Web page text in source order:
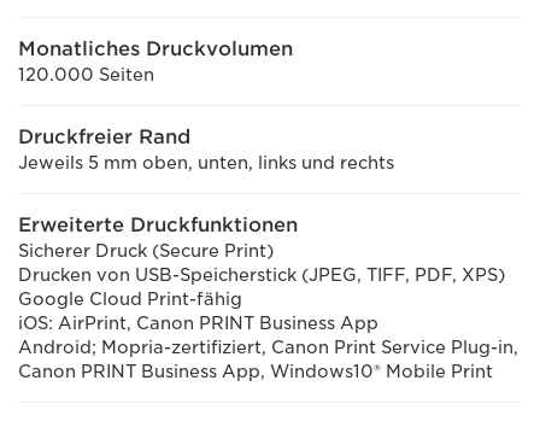
Monatliches Druckvolumen
120.000 Seiten
Druckfreier Rand
Jeweils 5 mm oben, unten, links und rechts
Erweiterte Druckfunktionen
Sicherer Druck (Secure Print)
Drucken von USB-Speicherstick (JPEG, TIFF, PDF, XPS)
Google Cloud Print-fähig
iOS: AirPrint, Canon PRINT Business App
Android; Mopria-zertifiziert, Canon Print Service Plug-in,
Canon PRINT Business App, Windows10® Mobile Print